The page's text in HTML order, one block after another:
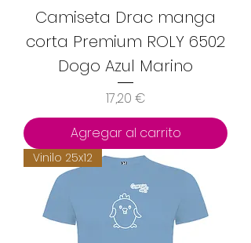
Camiseta Drac manga
corta Premium ROLY 6502
Dogo Azul Marino
Precio
17,20 €
Agregar al carrito
Vinilo 25x12